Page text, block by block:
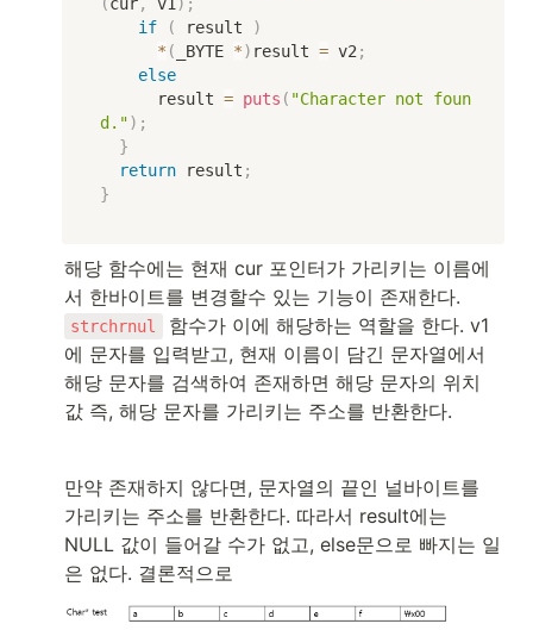
if
( result
)
* ( _BYTE *) result = v2 ;
else
      result
= puts ( "Character not foun
d.") ;
}
return result ;
}
해당 함수에는 현재 cur 포인터가 가리키는 이름에
strchrnul
함수가 이에 해당하는 역할을 한다. v1
에 문자를 입력받고, 현재 이름이 담긴 문자열에서
해당 문자를 검색하여 존재하면 해당 문자의 위치
값 즉, 해당 문자를 가리키는 주소를 반환한다.
만약 존재하지 않다면, 문자열의 끝인 널바이트를
가리키는 주소를 반환한다. 따라서 result에는
NULL 값이 들어갈 수가 없고, else문으로 빠지는 일
은 없다. 결론적으로